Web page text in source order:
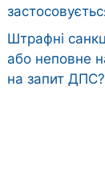
Штрафні
або неповне
на запит ДПС?